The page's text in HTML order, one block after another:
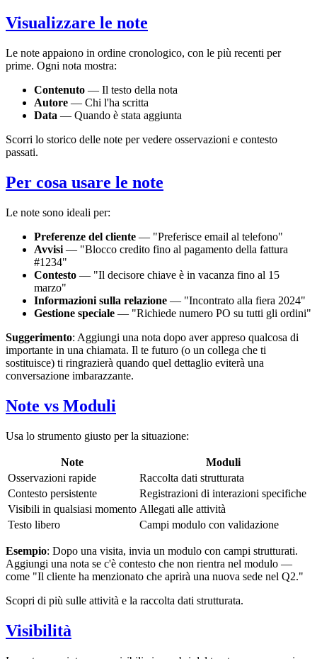
Visualizzare le note
Le note appaiono in ordine cronologico, con le più recenti per
prime. Ogni nota mostra:
Contenuto — Il testo della nota
Autore — Chi l'ha scritta
Data — Quando è stata aggiunta
Scorri lo storico delle note per vedere osservazioni e contesto
passati.
Per cosa usare le note
Le note sono ideali per:
Preferenze del cliente — "Preferisce email al telefono"
Avvisi — "Blocco credito fino al pagamento della fattura
#1234"
Contesto — "Il decisore chiave è in vacanza fino al 15
marzo"
Informazioni sulla relazione — "Incontrato alla fiera 2024"
Gestione speciale — "Richiede numero PO su tutti gli ordini"
Suggerimento: Aggiungi una nota dopo aver appreso qualcosa di
importante in una chiamata. Il te futuro (o un collega che ti
sostituisce) ti ringrazierà quando quel dettaglio eviterà una
conversazione imbarazzante.
Note vs Moduli
Usa lo strumento giusto per la situazione:
Note
Moduli
Osservazioni rapide
Raccolta dati strutturata
Contesto persistente
Registrazioni di interazioni specifiche
Visibili in qualsiasi momento Allegati alle attività
Testo libero
Campi modulo con validazione
Esempio: Dopo una visita, invia un modulo con campi strutturati.
Aggiungi una nota se c'è contesto che non rientra nel modulo —
come "Il cliente ha menzionato che aprirà una nuova sede nel Q2."
Scopri di più sulle attività e la raccolta dati strutturata.
Visibilità